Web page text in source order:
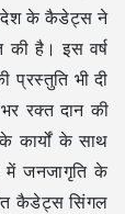
प्रदेश के कैडेट्स ने
की है। इस वर्ष
प्रस्तुति भी दी
रक्त दान की
कार्यों के साथ
में जनजागृति के
कैडेट्स सिंगल